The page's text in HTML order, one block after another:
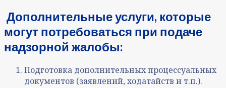
Дополнительные услуги, которые
могут потребоваться при подаче
надзорной жалобы:
Подготовка дополнительных процессуальных
документов (заявлений, ходатайств и т.п.).